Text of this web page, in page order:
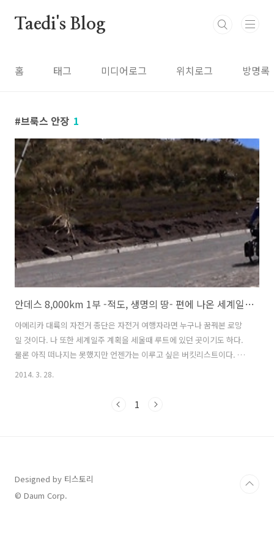
Taedi's Blog
홈 태그 미디어로그 위치로그 방명록
브룩스 안장 1
안데스 8,000km 1부 -적도, 생명의 땅- 편에 나온 세계일주 자전거 여행자
아메리카 대륙의 자전거 종단은 자전거 여행자라면 누구나 꿈꿔본 로망
일 것이다. 나 또한 세계일주 계획을 세울때 루트에 있던 곳이기도 하다.
물론 아직 떠나지는 못했지만 언젠가는 이루고 싶은 버킷리스트이다. 그
래서 TV에서 남미 관련 방송이나 다큐멘터리를 방영할 경우 꼼꼼하게 챙
1부 - 적도, 생명의 땅 - 편에서 에콰도르의 코토팍시 산을 트렉킹 후 만
2014. 3. 28.
1
Designed by 티스토리
© Daum Corp.